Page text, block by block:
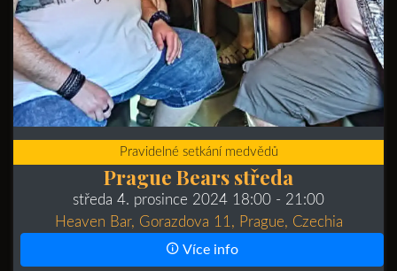
Pravidelné setkání medvědů
Prague Bears středa
středa 4. prosince 2024 18:00 - 21:00
Heaven Bar, Gorazdova 11, Prague, Czechia
Více info